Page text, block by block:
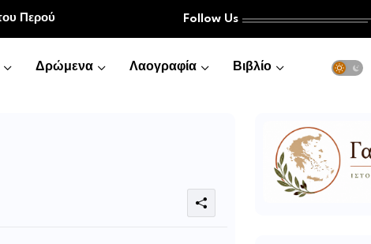
Follow Us
Δρώμενα Λαογραφία Βιβλίο